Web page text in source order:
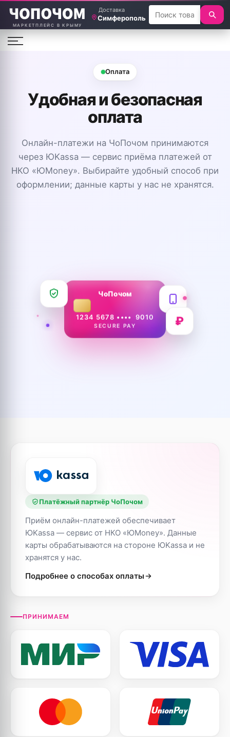
МАРКЕТПЛЕЙС В КРЫМУ
Доставка
Симферополь
Оплата
Удобная и безопасная
оплата
Онлайн-платежи на ЧоПочом принимаются
через ЮKassa — сервис приёма платежей от
НКО «ЮMoney». Выбирайте удобный способ при
оформлении; данные карты у нас не хранятся.
ЧоПочом
1234 5678 •••• 9010
SECURE PAY ₽
Платёжный партнёр ЧоПочом
Приём онлайн-платежей обеспечивает
ЮKassa — сервис от НКО «ЮMoney». Данные
карты обрабатываются на стороне ЮKassa и не
хранятся у нас.
Подробнее о способах оплаты
ПРИНИМАЕМ